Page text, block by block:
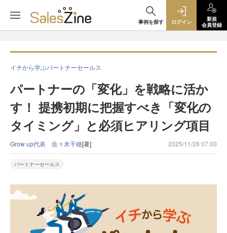
事例を探す ログイン
新規
会員登録
イチから学ぶパートナーセールス
パートナーの「変化」を戦略に活か
す！ 提携初期に把握すべき「変化の
タイミング」と必須ヒアリング項目
Grow up代表 佐々木千穂[著] 2025/11/28 07:00
パートナーセールス